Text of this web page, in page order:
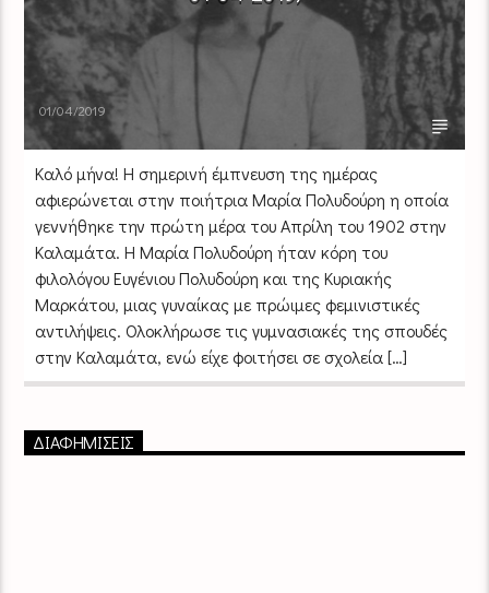
01/04/2019
Καλό μήνα! Η σημερινή έμπνευση της ημέρας
αφιερώνεται στην ποιήτρια Μαρία Πολυδούρη η οποία
γεννήθηκε την πρώτη μέρα του Απρίλη του 1902 στην
Καλαμάτα. Η Μαρία Πολυδούρη ήταν κόρη του
φιλολόγου Ευγένιου Πολυδούρη και της Κυριακής
Μαρκάτου, μιας γυναίκας με πρώιμες φεμινιστικές
αντιλήψεις. Ολοκλήρωσε τις γυμνασιακές της σπουδές
στην Καλαμάτα, ενώ είχε φοιτήσει σε σχολεία […]
ΔΙΑΦΗΜΙΣΕΙΣ